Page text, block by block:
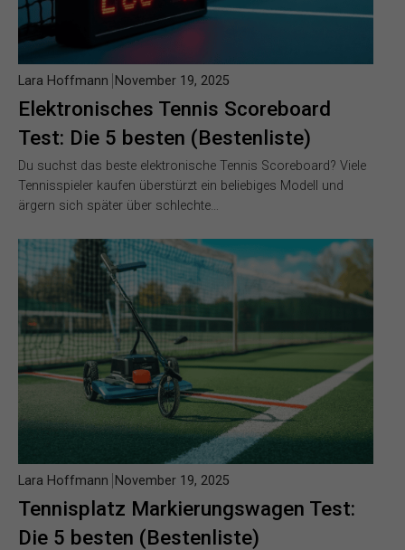
Elektronisches Tennis Scoreboard
Test: Die 5 besten (Bestenliste)
Lara Hoffmann November 19, 2025
Du suchst das beste elektronische Tennis Scoreboard? Viele
Tennisspieler kaufen überstürzt ein beliebiges Modell und
ärgern sich später über schlechte…
Tennisplatz Markierungswagen Test:
Die 5 besten (Bestenliste)
Lara Hoffmann November 19, 2025